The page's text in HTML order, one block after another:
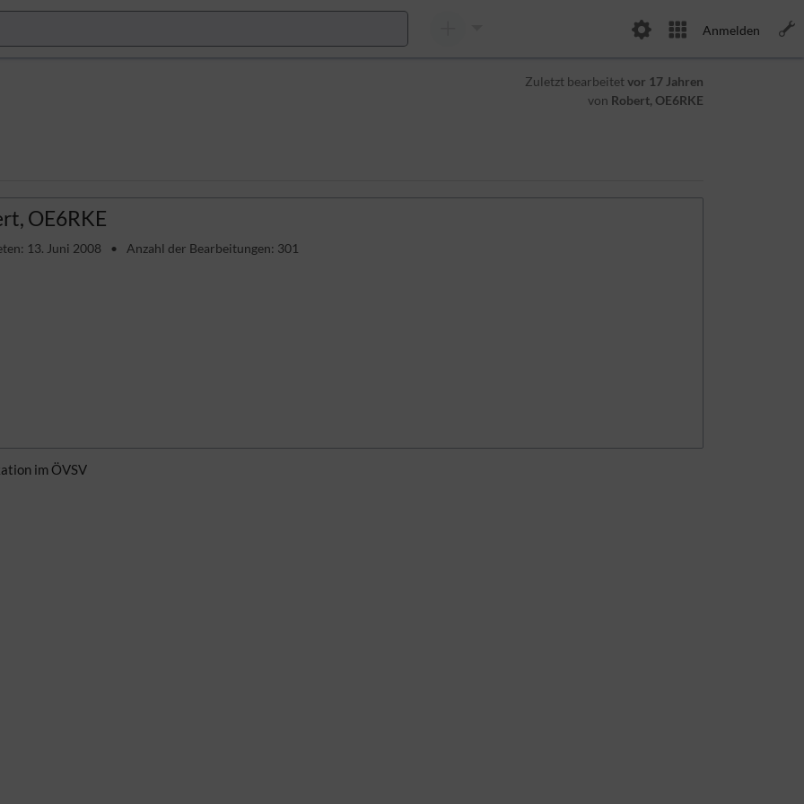
Anmelden
Zuletzt bearbeitetvor 17 Jahren
von Robert, OE6RKE
OE6RKE
13. Juni 2008 Anzahl der Bearbeitungen: 301
im ÖVSV